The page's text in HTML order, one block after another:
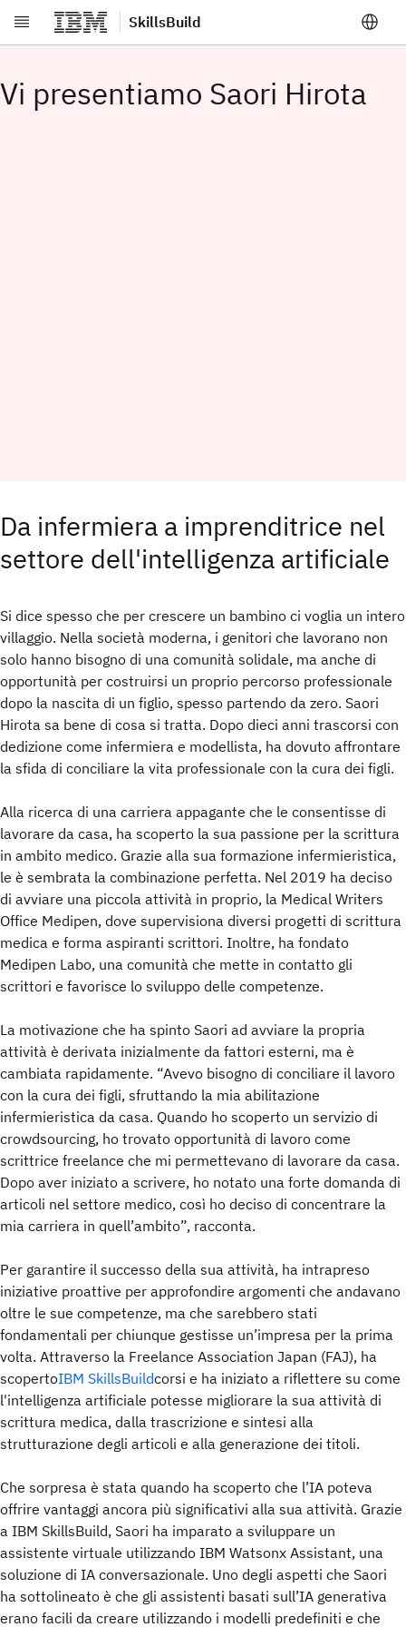
Vai al contenuto principale
SkillsBuild
Vi presentiamo Saori Hirota
Da infermiera a imprenditrice nel
settore dell'intelligenza artificiale
Si dice spesso che per crescere un bambino ci voglia un intero
villaggio. Nella società moderna, i genitori che lavorano non
solo hanno bisogno di una comunità solidale, ma anche di
opportunità per costruirsi un proprio percorso professionale
dopo la nascita di un figlio, spesso partendo da zero. Saori
Hirota sa bene di cosa si tratta. Dopo dieci anni trascorsi con
dedizione come infermiera e modellista, ha dovuto affrontare
la sfida di conciliare la vita professionale con la cura dei figli.
Alla ricerca di una carriera appagante che le consentisse di
lavorare da casa, ha scoperto la sua passione per la scrittura
in ambito medico. Grazie alla sua formazione infermieristica,
le è sembrata la combinazione perfetta. Nel 2019 ha deciso
di avviare una piccola attività in proprio, la Medical Writers
Office Medipen, dove supervisiona diversi progetti di scrittura
medica e forma aspiranti scrittori. Inoltre, ha fondato
Medipen Labo, una comunità che mette in contatto gli
scrittori e favorisce lo sviluppo delle competenze.
La motivazione che ha spinto Saori ad avviare la propria
attività è derivata inizialmente da fattori esterni, ma è
cambiata rapidamente. “Avevo bisogno di conciliare il lavoro
con la cura dei figli, sfruttando la mia abilitazione
infermieristica da casa. Quando ho scoperto un servizio di
crowdsourcing, ho trovato opportunità di lavoro come
scrittrice freelance che mi permettevano di lavorare da casa.
Dopo aver iniziato a scrivere, ho notato una forte domanda di
articoli nel settore medico, così ho deciso di concentrare la
mia carriera in quell’ambito”, racconta.
Per garantire il successo della sua attività, ha intrapreso
iniziative proattive per approfondire argomenti che andavano
oltre le sue competenze, ma che sarebbero stati
fondamentali per chiunque gestisse un’impresa per la prima
volta. Attraverso la Freelance Association Japan (FAJ), ha
scopertoIBM SkillsBuildcorsi e ha iniziato a riflettere su come
l'intelligenza artificiale potesse migliorare la sua attività di
scrittura medica, dalla trascrizione e sintesi alla
strutturazione degli articoli e alla generazione dei titoli.
Che sorpresa è stata quando ha scoperto che l’IA poteva
offrire vantaggi ancora più significativi alla sua attività. Grazie
a IBM SkillsBuild, Saori ha imparato a sviluppare un
assistente virtuale utilizzando IBM Watsonx Assistant, una
soluzione di IA conversazionale. Uno degli aspetti che Saori
ha sottolineato è che gli assistenti basati sull’IA generativa
erano facili da creare utilizzando i modelli predefiniti e che